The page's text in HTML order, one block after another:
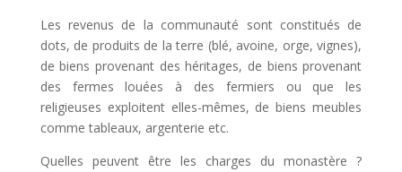
Les revenus de la communauté sont constitués de
dots, de produits de la terre (blé, avoine, orge, vignes),
de biens provenant des héritages, de biens provenant
des fermes louées à des fermiers ou que les
religieuses exploitent elles-mêmes, de biens meubles
comme tableaux, argenterie etc.
Quelles peuvent être les charges du monastère ?